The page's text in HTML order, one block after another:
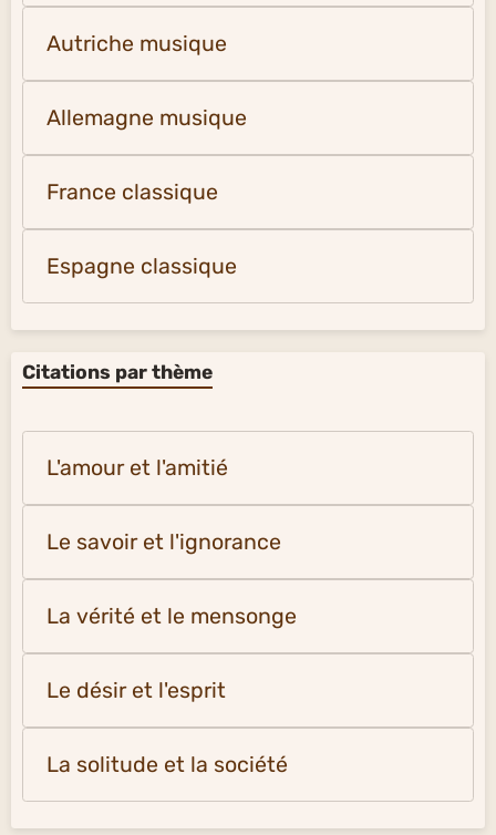
Autriche musique
Allemagne musique
France classique
Espagne classique
Citations par thème
L'amour et l'amitié
Le savoir et l'ignorance
La vérité et le mensonge
Le désir et l'esprit
La solitude et la société